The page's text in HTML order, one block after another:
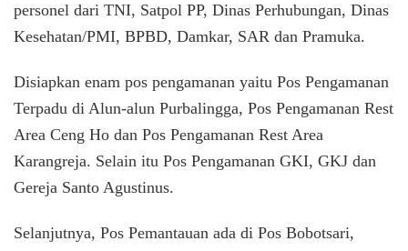
personel dari TNI, Satpol PP, Dinas Perhubungan, Dinas
Kesehatan/PMI, BPBD, Damkar, SAR dan Pramuka.
Disiapkan enam pos pengamanan yaitu Pos Pengamanan
Terpadu di Alun-alun Purbalingga, Pos Pengamanan Rest
Area Ceng Ho dan Pos Pengamanan Rest Area
Karangreja. Selain itu Pos Pengamanan GKI, GKJ dan
Gereja Santo Agustinus.
Selanjutnya, Pos Pemantauan ada di Pos Bobotsari,